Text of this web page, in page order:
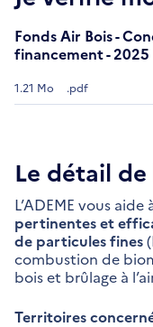
Fonds Air Bois -
financement - 2025
1.21 Mo .pdf
Le détail de
L’ADEME vous
pertinentes et
de particules fines
combustion de
bois et brûlage à
Territoires